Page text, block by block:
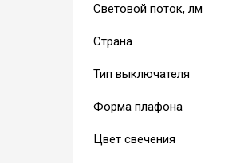
Световой поток, лм
Страна
Тип выключателя
Форма плафона
Цвет свечения